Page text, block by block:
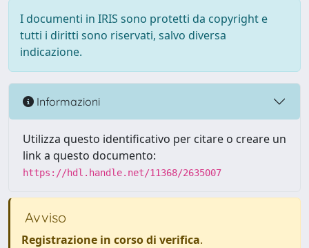
I documenti in IRIS sono protetti da copyright e
tutti i diritti sono riservati, salvo diversa
indicazione.
Informazioni
Utilizza questo identificativo per citare o creare un
link a questo documento:
https://hdl.handle.net/11368/2635007
Avviso
Registrazione in corso di verifica.